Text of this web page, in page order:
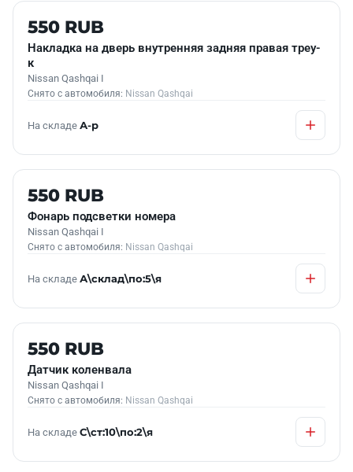
Б/У В НАЛИЧИИ
550 RUB
Накладка на дверь внутренняя задняя правая треу-
к
Nissan Qashqai I
Снято с автомобиля: Nissan Qashqai
На складе А-р
Б/У В НАЛИЧИИ
550 RUB
Фонарь подсветки номера
Nissan Qashqai I
Снято с автомобиля: Nissan Qashqai
На складе А\склад\по:5\я
Б/У В НАЛИЧИИ
550 RUB
Датчик коленвала
Nissan Qashqai I
Снято с автомобиля: Nissan Qashqai
На складе С\ст:10\по:2\я